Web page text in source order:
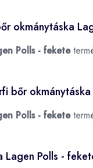
okmánytáska
Polls - fekete
bőr
Polls - fekete
Lagen Polls -